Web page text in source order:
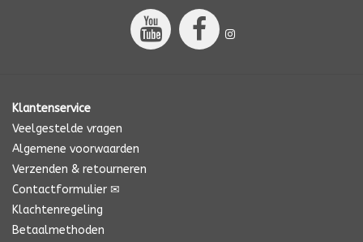
Klantenservice
Veelgestelde vragen
Algemene voorwaarden
Verzenden & retourneren
Contactformulier ✉
Klachtenregeling
Betaalmethoden